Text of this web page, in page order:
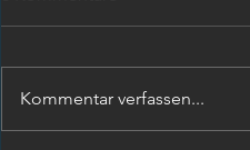
TATORT mit Top-Quoten
Kommentar verfassen...